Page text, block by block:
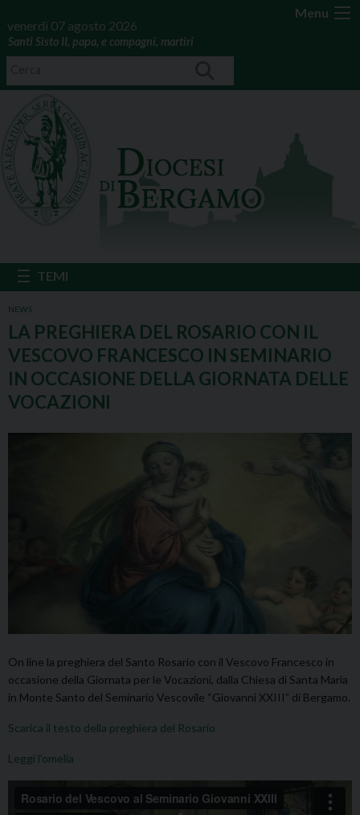
Menu
venerdì 07 agosto 2026
Santi Sisto II, papa, e compagni, martiri
NEWS
LA PREGHIERA DEL ROSARIO CON IL
VESCOVO FRANCESCO IN SEMINARIO
IN OCCASIONE DELLA GIORNATA DELLE
VOCAZIONI
On line la preghiera del Santo Rosario con il Vescovo Francesco in
occasione della Giornata per le Vocazioni, dalla Chiesa di Santa Maria
in Monte Santo del Seminario Vescovile “Giovanni XXIII” di Bergamo.
Scarica il testo della preghiera del Rosario
Leggi l’omelia